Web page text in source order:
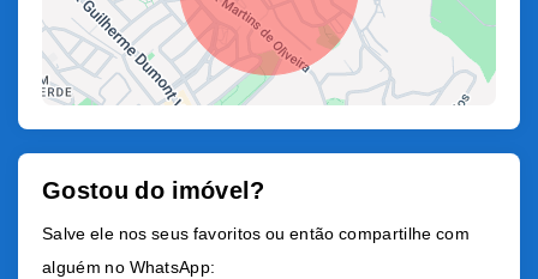
Gostou do imóvel?
Salve ele nos seus favoritos ou então compartilhe com
alguém no WhatsApp: